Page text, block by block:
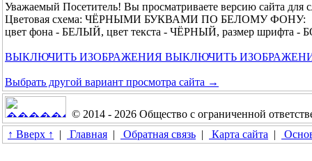
Уважаемый Посетитель! Вы просматриваете версию сайта для
Цветовая схема: ЧЁРНЫМИ БУКВАМИ ПО БЕЛОМУ ФОНУ:
цвет фона - БЕЛЫЙ, цвет текста - ЧЁРНЫЙ, размер шрифта
ВЫКЛЮЧИТЬ ИЗОБРАЖЕНИЯ ВЫКЛЮЧИТЬ
Выбрать другой вариант просмотра сайта →
© 2014 - 2026 Общество с ограниченной
↑ Вверх ↑
| Главная | Обратная связь | Карта сайта |